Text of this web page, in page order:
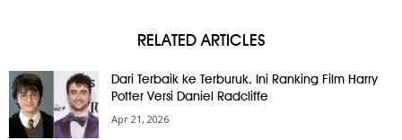
RELATED ARTICLES
Dari Terbaik ke Terburuk, Ini Ranking Film Harry
Potter Versi Daniel Radcliffe
Apr 21, 2026